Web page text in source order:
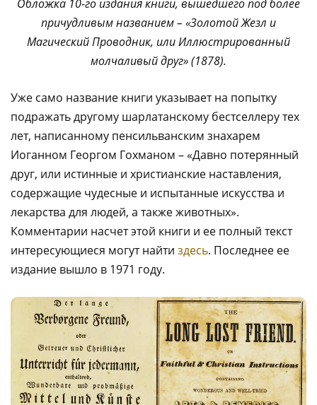
Обложка 10-го издания книги, вышедшего под более
причудливым названием – «Золотой Жезл и
Магический Проводник, или Иллюстрированный
молчаливый друг» (1878).
Уже само название книги указывает на попытку
подражать другому шарлатанскому бестселлеру тех
лет, написанному пенсильванским знахарем
Иоганном Георгом Гохманом – «Давно потерянный
друг, или истинные и христианские наставления,
содержащие чудесные и испытанные искусства и
лекарства для людей, а также животных».
Комментарии насчет этой книги и ее полный текст
интересующиеся могут найти здесь. Последнее ее
издание вышло в 1971 году.